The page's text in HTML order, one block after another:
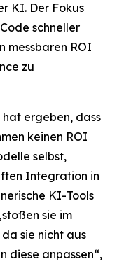
KI. Der Fokus
schneller
messbaren ROI
zu
hat ergeben, dass
keinen ROI
selbst,
Integration in
KI-Tools
sie im
sie nicht aus
diese anpassen“,